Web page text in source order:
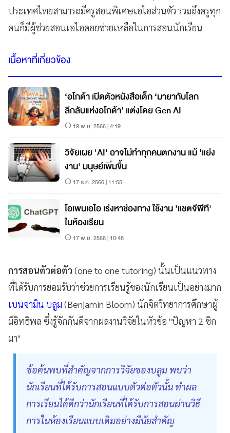
ประเทศไทยสามารถมีครูสอนพิเศษเอไอส่วนตัว รวมถึงครูทุก
คนก็มีผู้ช่วยสอนเอไอคอยช่วยเหลือในการสอนนักเรียน
เนื้อหาที่เกี่ยวข้อง
‘อโกด้า เปิดตัวหนังสือเด็ก ‘มายากับโลก
ลึกลับแห่งอโกด้า’ แต่งโดย Gen AI
19 พ.ย. 2566 | 4:19
วิจัยเผย 'AI' อาจไม่ทำทุกคนตกงาน แม้ 'แย่ง
งาน' มนุษย์เพิ่มขึ้น
17 ธ.ค. 2566 | 11:55
โอเพนเอไอ เร่งหาช่องทาง ใช้งาน 'แชตจีพีที'
ในห้องเรียน
17 พ.ย. 2566 | 10:48
การสอนตัวต่อตัว (one to one tutoring) นั้นเป็นแนวทาง
ที่ได้รับการยอมรับว่าช่วยการเรียนรู้ของนักเรียนเป็นอย่างมาก
เบนจามิน บลูม (Benjamin Bloom) นักจิตวิทยาการศึกษาผู้
มีอิทธิพล ซึ่งรู้จักกันดีจากผลงานวิจัยในหัวข้อ "ปัญหา 2 ซิก
มา"
ข้อค้นพบที่สำคัญจากการวิจัยของบลูม พบว่า
นักเรียนที่ได้รับการสอนแบบตัวต่อตัวนั้น ทำผล
การเรียนได้ดีกว่านักเรียนที่ได้รับการสอนผ่านวิธี
การในห้องเรียนแบบเดิมอย่างมีนัยสำคัญ